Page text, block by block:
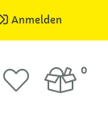
Anmelden
0